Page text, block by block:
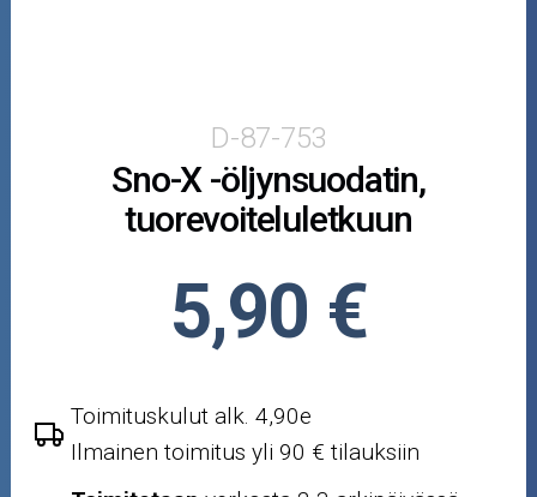
Öljyt ja kemikaalit
Outlet-tuotteet
D-87-753
Sno-X -öljynsuodatin,
tuorevoiteluletkuun
5,90 €
Toimituskulut alk. 4,90e
Ilmainen toimitus yli 90 € tilauksiin